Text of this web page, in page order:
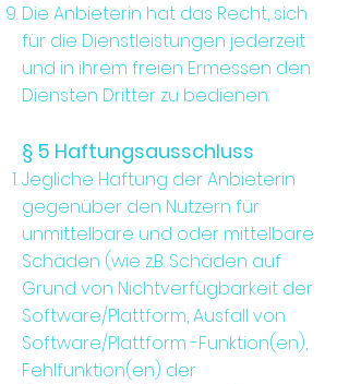
Die Anbieterin hat das Recht, sich
für die Dienstleistungen jederzeit
und in ihrem freien Ermessen den
Diensten Dritter zu bedienen.
§ 5 Haftungsausschluss
Jegliche Haftung der Anbieterin
gegenüber den Nutzern für
unmittelbare und oder mittelbare
Schäden (wie z.B. Schäden auf
Grund von Nichtverfügbarkeit der
Software/Plattform, Ausfall von
Software/Plattform -Funktion(en),
Fehlfunktion(en) der